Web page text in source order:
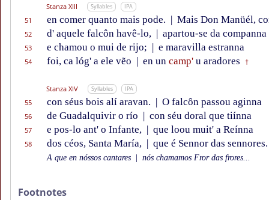
Stanza XIII Syllables IPA
51 en comer quanto mais pode. | Mais Don Manüél,
52 d' aquele falcôn havê-lo, | apartou-se da companna
53 e chamou o mui de rijo; | e maravilla estranna
54 foi, ca lóg' a ele vẽo | en un camp' u aradores †
Stanza XIV Syllables IPA
55 con séus bois alí aravan. | O falcôn passou aginna
56 de Guadalquivir o río | con séu doral que tiínna
57 e pos-lo ant' o Infante, | que loou muit' a Reínna
58 dos céos, Santa María, | que é Sennor das sennores.
A que en nóssos cantares nós chamamos Fror das frores...
Footnotes